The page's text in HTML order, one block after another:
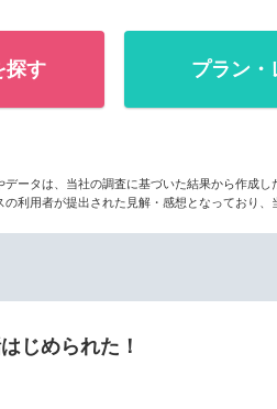
探す プラン・
ータは、当社の調査に基づいた結果から作成し
利用者が提出された見解・感想となっており
じめられた！